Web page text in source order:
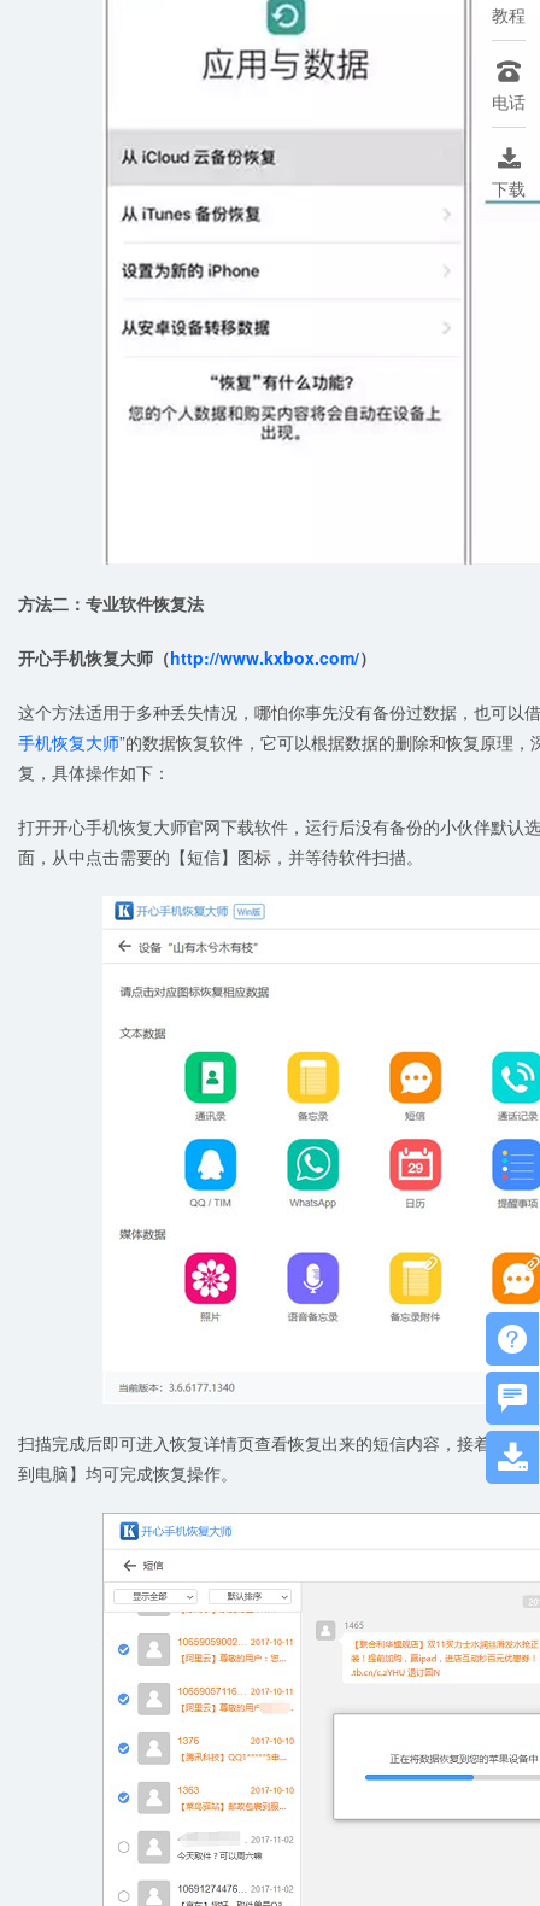
方法二：专业软件恢复法
开心手机恢复大师（http://www.kxbox.com/）
这个方法适用于多种丢失情况，哪怕你事先没有备份过数据，也可以
手机恢复大师”的数据恢复软件，它可以根据数据的删除和恢复原理
复，具体操作如下：
打开开心手机恢复大师官网下载软件，运行后没有备份的小伙伴默认
面，从中点击需要的【短信】图标，并等待软件扫描。
扫描完成后即可进入恢复详情页查看恢复出来的短信内容，接着勾选
到电脑】均可完成恢复操作。



教程

电话

下载